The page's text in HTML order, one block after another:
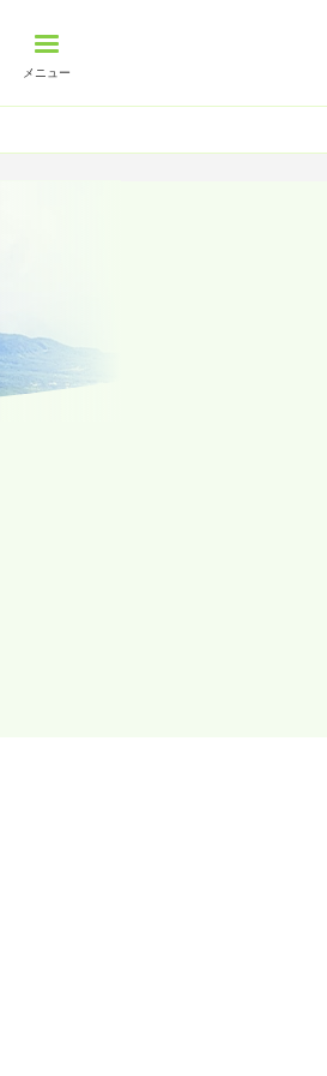
メニュー